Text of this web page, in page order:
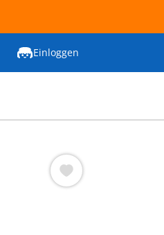
Einloggen